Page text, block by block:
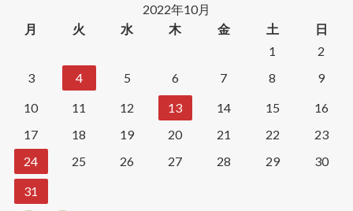
2022年10月
月
火 水 木 金 土
日
1
2
3
4 5 6 7 8
9
10
11 12 13 14 15
16
17
18 19 20 21 22
23
24
25 26 27 28 29
30
31